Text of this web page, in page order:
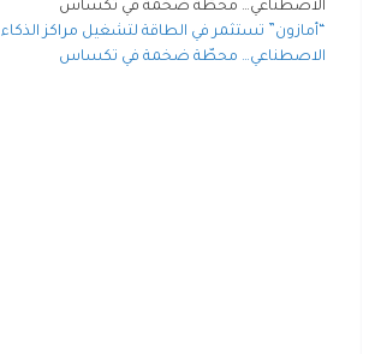
“أمازون” تستثمر في الطاقة لتشغيل مراكز الذكاء
الاصطناعي… محطّة ضخمة في تكساس